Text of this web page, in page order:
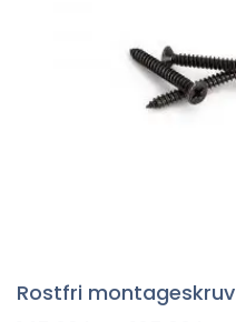
Rostfri montageskruv